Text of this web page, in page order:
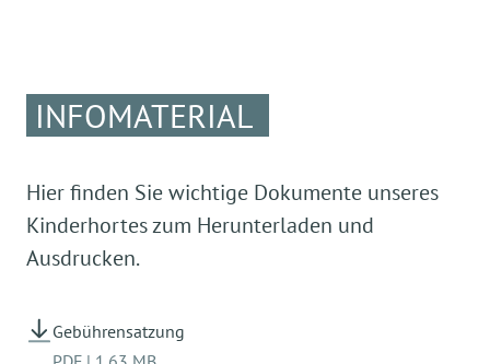
INFOMATERIAL
Hier finden Sie wichtige Dokumente unseres
Kinderhortes zum Herunterladen und
Ausdrucken.
Gebührensatzung